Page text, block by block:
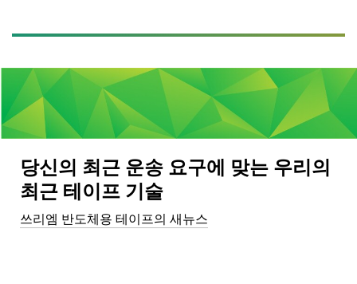
당신의 최근 운송 요구에 맞는 우리의
최근 테이프 기술
쓰리엠 반도체용 테이프의 새뉴스